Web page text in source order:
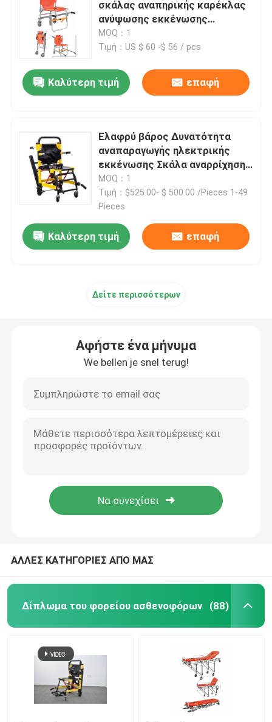
Δίπλωμα του φορείου ασθενοφόρων
Δίπλωμα του ιατρικού φορείου
Φορείο εδρών σκαλοπατιών
Φορείο διάσωσης έκτακτης ανάγκης
Ηλεκτρικό νοσοκομειακό κρεβάτι
Ηλεκτρικά κρεβάτια εξέτασης
Χειρουργικός λειτουργών πίνακας
Κινητό φορείο έκτακτης ανάγκης
σκάλας αναπηρικής καρέκλας
ανύψωσης εκκένωσης
έκτακτης ανάγκης από κράμα
αλουμινίου
MOQ：1
Τιμή：US $ 60 -$ 56 / pcs
Καλύτερη τιμή επαφή
Ελαφρύ βάρος Δυνατότητα
αναπαραγωγής ηλεκτρικής
εκκένωσης Σκάλα αναρρίχησης
Καρέκλα ανύψωσης
MOQ：1
Τιμή：$525.00- $ 500.00 /Pieces 1-49
Pieces
Καλύτερη τιμή επαφή
Δείτε περισσότερων
Αφήστε ένα μήνυμα
We bellen je snel terug!
ΑΛΛΕΣ ΚΑΤΗΓΟΡΙΕΣ ΑΠΟ ΜΑΣ
Δίπλωμα του φορείου ασθενοφόρων (88)